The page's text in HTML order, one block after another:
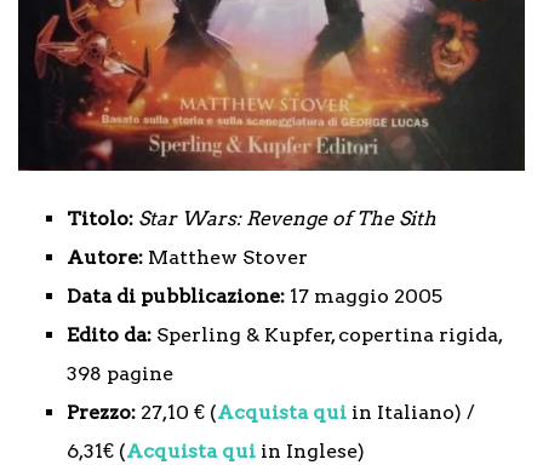
Titolo: Star Wars: Revenge of The Sith
Autore: Matthew Stover
Data di pubblicazione: 17 maggio 2005
Edito da: Sperling & Kupfer, copertina rigida,
398 pagine
Prezzo: 27,10 € (Acquista qui in Italiano) /
6,31€ (Acquista qui in Inglese)